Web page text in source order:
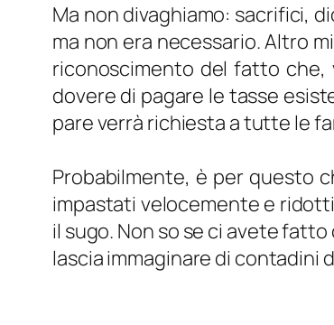
Ma non divaghiamo: sacrifici,
ma non era necessario. Altro
riconoscimento del fatto
dovere di pagare le tasse
pare verrà richiesta a tutte le
Probabilmente, è per questo
impastati velocemente e
il sugo. Non so se ci avete
lascia immaginare di contadini